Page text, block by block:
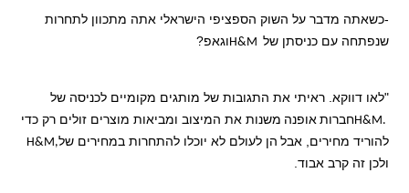
-כשאתה מדבר על השוק הספציפי הישראלי אתה מתכוון לתחרות
שנפתחה עם כניסתן של H&Mוגאפ?
"לאו דווקא. ראיתי את התגובות של מותגים מקומיים לכניסה של
H&M.חברות אופנה משנות את המיצוב ומביאות מוצרים זולים רק כדי
להוריד מחירים, אבל הן לעולם לא יוכלו להתחרות במחירים שלH&M,
ולכן זה קרב אבוד.